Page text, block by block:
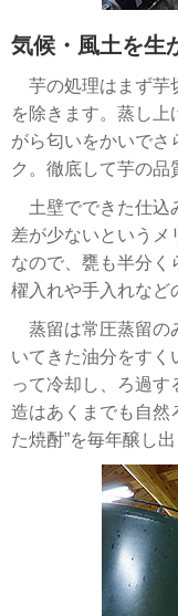
気候・風土を生
芋の処理はまず芋
を除きます。蒸し上
がら匂いをかいでさ
ク。徹底して芋の品
土壁でできた仕込
差が少ないというメ
なので、甕も半分く
櫂入れや手入れなど
蒸留は常圧蒸留の
いてきた油分をすく
って冷却し、ろ過す
造はあくまでも自然
た焼酎”を毎年醸し出